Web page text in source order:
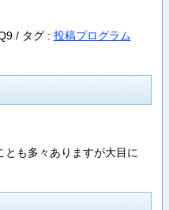
/ タグ : 投稿プログラム
も多々ありますが大目に